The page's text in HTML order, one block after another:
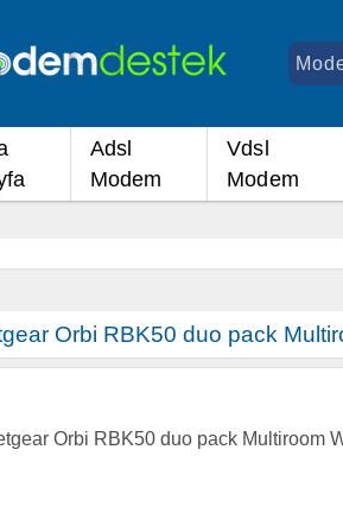
Adsl
Modem
Vdsl
Modem
Orbi RBK50 duo pack
Orbi RBK50 duo pack Multiroom